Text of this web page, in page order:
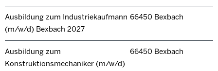
Ausbildung zum Industriekaufmann
(m/w/d) Bexbach 2027
66450 Bexbach
Ausbildung zum
Konstruktionsmechaniker (m/w/d)
66450 Bexbach